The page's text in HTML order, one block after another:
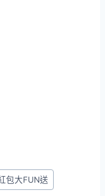
包大FUN送